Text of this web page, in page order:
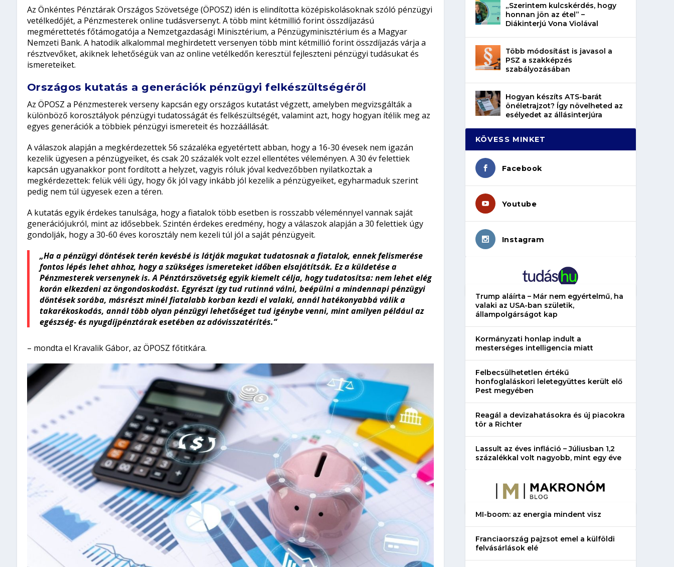
Az Önkéntes Pénztárak Országos Szövetsége (ÖPOSZ) idén is elindította középiskolásoknak szóló pénzügyi
vetélkedőjét, a Pénzmesterek online tudásversenyt. A több mint kétmillió forint összdíjazású
megmérettetés főtámogatója a Nemzetgazdasági Minisztérium, a Pénzügyminisztérium és a Magyar
Nemzeti Bank. A hatodik alkalommal meghirdetett versenyen több mint kétmillió forint összdíjazás várja a
résztvevőket, akiknek lehetőségük van az online vetélkedőn keresztül fejleszteni pénzügyi tudásukat és
ismereteiket.
Országos kutatás a generációk pénzügyi felkészültségéről
Az ÖPOSZ a Pénzmesterek verseny kapcsán egy országos kutatást végzett, amelyben megvizsgálták a
különböző korosztályok pénzügyi tudatosságát és felkészültségét, valamint azt, hogy hogyan ítélik meg az
egyes generációk a többiek pénzügyi ismereteit és hozzáállását.
A válaszok alapján a megkérdezettek 56 százaléka egyetértett abban, hogy a 16-30 évesek nem igazán
kezelik ügyesen a pénzügyeiket, és csak 20 százalék volt ezzel ellentétes véleményen. A 30 év felettiek
kapcsán ugyanakkor pont fordított a helyzet, vagyis róluk jóval kedvezőbben nyilatkoztak a
megkérdezettek: felük véli úgy, hogy ők jól vagy inkább jól kezelik a pénzügyeiket, egyharmaduk szerint
pedig nem túl ügyesek ezen a téren.
A kutatás egyik érdekes tanulsága, hogy a fiatalok több esetben is rosszabb véleménnyel vannak saját
generációjukról, mint az idősebbek. Szintén érdekes eredmény, hogy a válaszok alapján a 30 felettiek úgy
gondolják, hogy a 30-60 éves korosztály nem kezeli túl jól a saját pénzügyeit.
„Ha a pénzügyi döntések terén kevésbé is látják magukat tudatosnak a fiatalok, ennek felismerése
fontos lépés lehet ahhoz, hogy a szükséges ismereteket időben elsajátítsák. Ez a küldetése a
Pénzmesterek versenynek is. A Pénztárszövetség egyik kiemelt célja, hogy tudatosítsa: nem lehet elég
korán elkezdeni az öngondoskodást. Egyrészt így tud rutinná válni, beépülni a mindennapi pénzügyi
döntések sorába, másrészt minél fiatalabb korban kezdi el valaki, annál hatékonyabbá válik a
takarékoskodás, annál több olyan pénzügyi lehetőséget tud igénybe venni, mint amilyen például az
egészség- és nyugdíjpénztárak esetében az adóvisszatérítés.“
– mondta el Kravalik Gábor, az ÖPOSZ főtitkára.
„Szerintem kulcskérdés, hogy
honnan jön az étel” –
Diákinterjú Vona Violával
Több módosítást is javasol a
PSZ a szakképzés
szabályozásában
Hogyan készíts ATS-barát
önéletrajzot? Így növelheted az
esélyedet az állásinterjúra
KÖVESS MINKET
Facebook
Youtube
Instagram
Trump aláírta – Már nem egyértelmű, ha
valaki az USA-ban születik,
állampolgárságot kap
Kormányzati honlap indult a
mesterséges intelligencia miatt
Felbecsülhetetlen értékű
honfoglaláskori leletegyüttes került elő
Pest megyében
Reagál a devizahatásokra és új piacokra
tör a Richter
Lassult az éves infláció – Júliusban 1,2
százalékkal volt nagyobb, mint egy éve
MI-boom: az energia mindent visz
Franciaország pajzsot emel a külföldi
felvásárlások elé